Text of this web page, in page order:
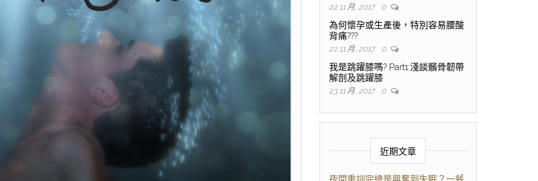
22 11 月, 2017 0
為何懷孕或生產後，特別容易腰酸
背痛???
22 11 月, 2017 0
我是跳躍膝嗎? Part1:淺談髕骨韌帶
解剖及跳躍膝
23 11 月, 2017 0
近期文章